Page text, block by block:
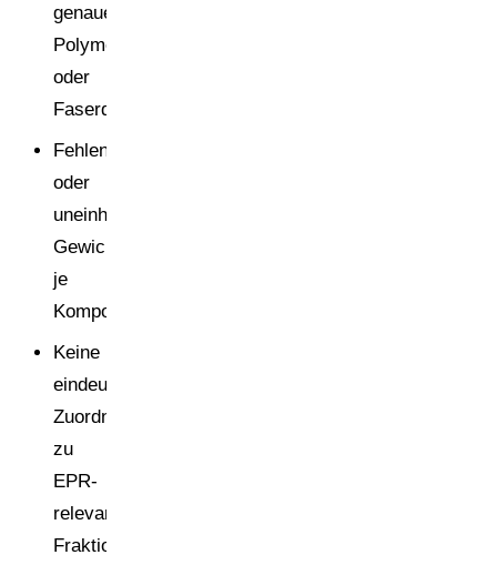
genaue
Polymer-
oder
Faserqualitäten.
Fehlende
oder
uneinheitliche
Gewichtsangaben
je
Komponente.
Keine
eindeutige
Zuordnung
zu
EPR-
relevanten
Fraktionen